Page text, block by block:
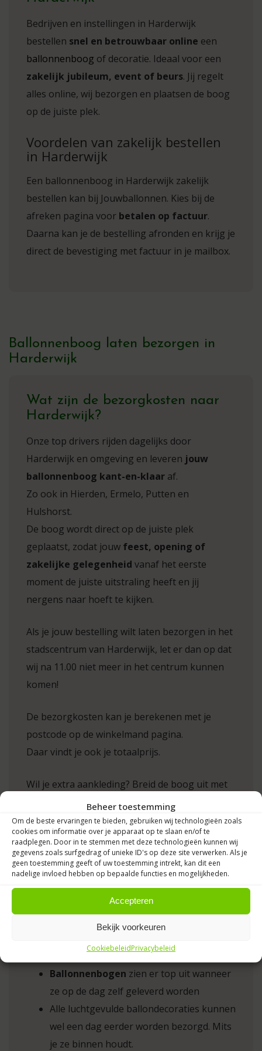
Beheer toestemming
Om de beste ervaringen te bieden, gebruiken wij technologieën zoals
cookies om informatie over je apparaat op te slaan en/of te
raadplegen. Door in te stemmen met deze technologieën kunnen wij
gegevens zoals surfgedrag of unieke ID's op deze site verwerken. Als je
geen toestemming geeft of uw toestemming intrekt, kan dit een
nadelige invloed hebben op bepaalde functies en mogelijkheden.
Accepteren
Bekijk voorkeuren
CookiebeleidPrivacybeleid
Bedrijven en instellingen in Harderwijk
bestellen snel en betrouwbaar online een
ballonnenboog of decoratie. Ideaal voor een
zakelijk jubileum, event of beurs. Jij regelt
alles online, wij bezorgen en plaatsen de boog
op de juiste plek.
Voordelen van zakelijk bestellen
in Harderwijk
Een ballonnenboog in Harderwijk zakelijk
bestellen kan bij Jouwballonnen. Kies bij de
afreken pagina voor betalen op factuur.
Daarna kan je de bestelling afronden en krijg je
direct de bevestiging met factuur in je mailbox.
Ballonnenboog laten bezorgen in
Harderwijk
Wat zijn de bezorgkosten naar
Harderwijk?
Onze top drivers rijden dagelijks door
Harderwijk en omgeving en leveren jouw
ballonnenboog kant-en-klaar af.
Zo ook in Hierden, Ermelo, Putten en
Hulshorst.
De boog wordt direct op de juiste plek
geplaatst, zodat jouw feest, opening of
zakelijke gelegenheid vanaf het eerste
moment de juiste uitstraling heeft en jij
nergens naar hoeft te kijken.
Als je jouw bestelling wilt laten bezorgen in het
stadscentrum van Harderwijk, let er dan op dat
wij na 11.00 niet meer in het centrum kunnen
komen!
De bezorgkosten kan je berekenen met je
postcode op de winkelmand pagina.
Daar vindt je ook je totaalprijs.
Wil je extra aankleding? Breid de boog uit met
ballonpilaren, heliumtrossen of
loper. Alles wordtprofessioneel opgebouwd,
zodat jij zorgeloos kunt feesten van jouw
bijzondere dag in Harderwijk.
Wanneer laten bezorgen in
Harderwijk?
Ballonnenbogen zien er top uit wanneer
ze op de dag zelf geleverd worden
Alle luchtgevulde ballondecoraties kunnen
wel een dag eerder worden bezorgd. Mits
je ze binnen houdt.